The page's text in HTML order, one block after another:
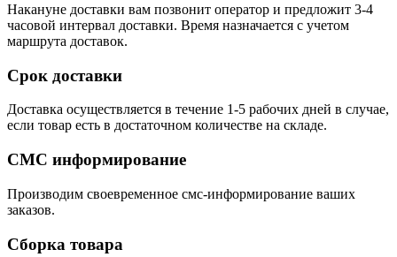
Накануне доставки вам позвонит оператор и предложит 3-4
часовой интервал доставки. Время назначается с учетом
маршрута доставок.
Срок доставки
Доставка осуществляется в течение 1-5 рабочих дней в случае,
если товар есть в достаточном количестве на складе.
СМС информирование
Производим своевременное смс-информирование ваших
заказов.
Сборка товара